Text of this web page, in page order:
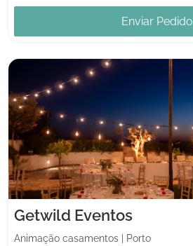
Enviar Pedido
Getwild Eventos
Animação casamentos Porto